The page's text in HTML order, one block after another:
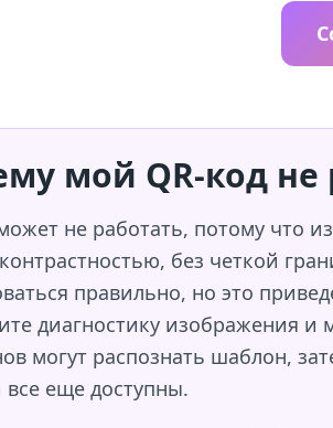
мой QR-код не
не работать, потому что
без четкой
правильно, но это
диагностику изображения и
могут распознать шаблон,
еще доступны.